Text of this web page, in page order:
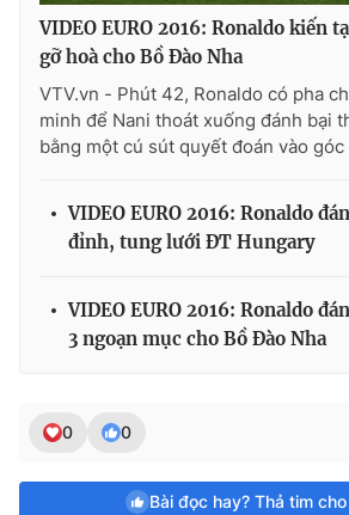
VIDEO EURO 2016: Ronaldo kiến
gỡ hoà cho Bồ Đào Nha
VTV.vn - Phút 42, Ronaldo có pha
minh để Nani thoát xuống đánh bại
bằng một cú sút quyết đoán vào góc
VIDEO EURO 2016: Ronaldo
đỉnh, tung lưới ĐT Hungary
VIDEO EURO 2016: Ronaldo
3 ngoạn mục cho Bồ Đào Nha
0 0
Bài đọc hay? Thả tim